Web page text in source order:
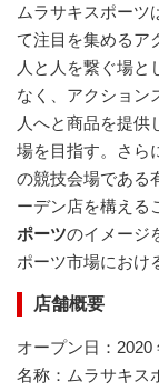
ムラサキスポーツ
て注目を集めるア
人と人を繋ぐ場と
なく、アクション
人へと商品を提供
場を目指す。さら
の競技会場である
ーデン店を構える
ポーツのイメージ
ポーツ市場におけ
店舗概要
オープン日：2020
名称：ムラサキス